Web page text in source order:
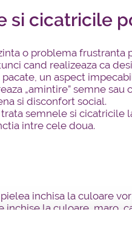
si cicatricile
o problema frustranta
cand realizeaza ca
pacate, un aspect
„amintire” semne sau
si disconfort social.
trata semnele si cicatricile
intre cele doua.
inchisa la culoare
inchise la culoare, maro,